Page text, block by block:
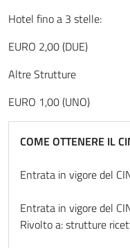
Hotel fino a 3 stelle:
EURO 2,00 (DUE)
Altre Strutture
EURO 1,00 (UNO)
COME OTTENERE IL
Entrata in vigore del
Entrata in vigore del
Rivolto a: strutture